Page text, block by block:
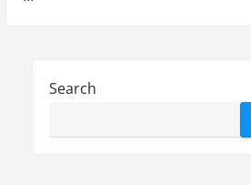
Search